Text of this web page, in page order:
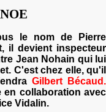
le nom de Pierre
il devient inspecteur
Jean Nohain qui lui
C'est chez elle, qu'il
Gilbert Bécaud.
en collaboration avec
Vidalin.